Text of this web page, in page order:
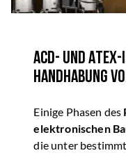
ACD- und
Handhabung
Einige Phasen des
elektronischen
die unter